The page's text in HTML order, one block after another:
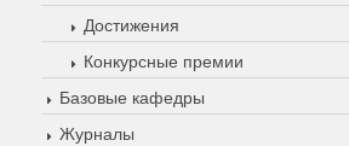
Достижения
Конкурсные премии
Базовые кафедры
Журналы